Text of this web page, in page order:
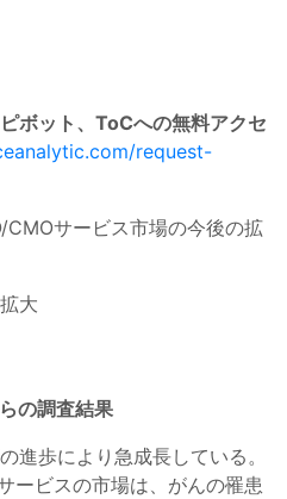
ボット、ToCへの無料アクセ
request-
サービス市場の今後の拡
大
の調査結果
進歩により急成長している。
ービスの市場は、がんの罹患